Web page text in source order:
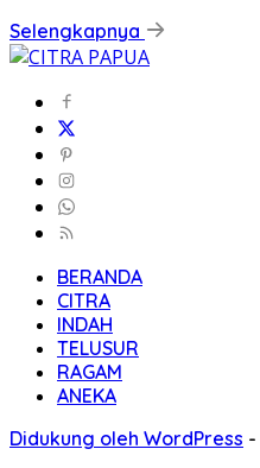
Selengkapnya
BERANDA
CITRA
INDAH
TELUSUR
RAGAM
ANEKA
Didukung oleh WordPress -